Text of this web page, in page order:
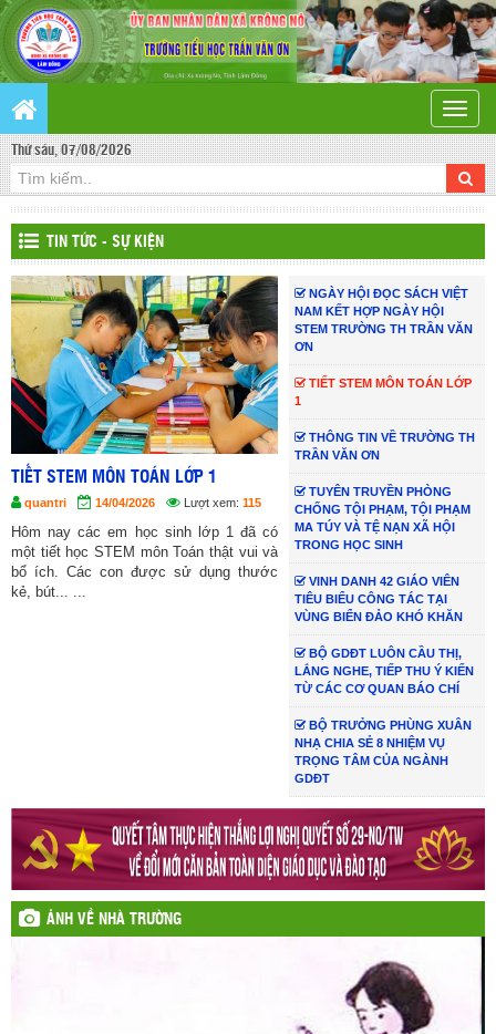
Toggle
Thứ sáu, 07/08/2026
TIN TỨC - SỰ KIỆN
TIẾT STEM MÔN TOÁN LỚP 1
quantri 14/04/2026 Lượt xem: 115
Hôm nay các em học sinh lớp 1 đã có
một tiết học STEM môn Toán thật vui và
bổ ích. Các con được sử dụng thước
kẻ, bút... ...
NGÀY HỘI ĐỌC SÁCH VIỆT
NAM KẾT HỢP NGÀY HỘI
STEM TRƯỜNG TH TRẦN VĂN
ƠN
TIẾT STEM MÔN TOÁN LỚP
1
THÔNG TIN VỀ TRƯỜNG TH
TRẦN VĂN ƠN
TUYÊN TRUYỀN PHÒNG
CHỐNG TỘI PHẠM, TỘI PHẠM
MA TÚY VÀ TỆ NẠN XÃ HỘI
TRONG HỌC SINH
VINH DANH 42 GIÁO VIÊN
TIÊU BIỂU CÔNG TÁC TẠI
VÙNG BIỂN ĐẢO KHÓ KHĂN
BỘ GDĐT LUÔN CẦU THỊ,
LẮNG NGHE, TIẾP THU Ý KIẾN
TỪ CÁC CƠ QUAN BÁO CHÍ
BỘ TRƯỞNG PHÙNG XUÂN
NHẠ CHIA SẺ 8 NHIỆM VỤ
TRỌNG TÂM CỦA NGÀNH
GDĐT
ẢNH VỀ NHÀ TRƯỜNG